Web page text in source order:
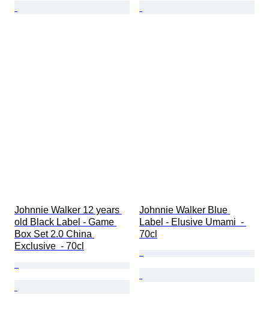
Johnnie Walker 12 years
old Black Label - Game
Box Set 2.0 China
Exclusive  - 70cl
Johnnie Walker Blue
Label - Elusive Umami  -
70cl